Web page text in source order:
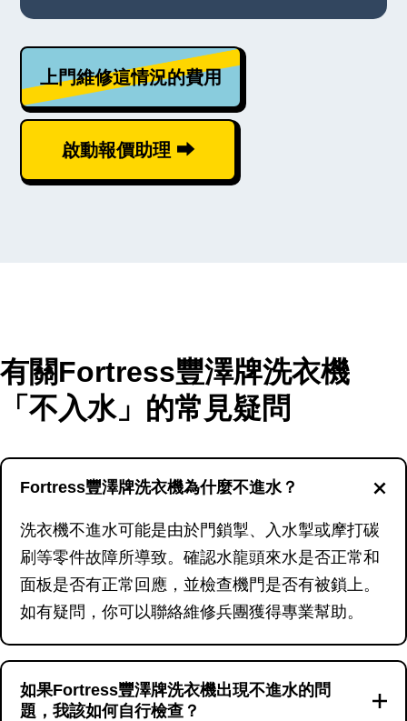
上門維修這情況的費用
啟動報價助理 ⮕
有關Fortress豐澤牌洗衣機
「不入水」的常見疑問
Fortress豐澤牌洗衣機為什麼不進水？
洗衣機不進水可能是由於門鎖掣、入水掣或摩打碳
刷等零件故障所導致。確認水龍頭來水是否正常和
面板是否有正常回應，並檢查機門是否有被鎖上。
如有疑問，你可以聯絡維修兵團獲得專業幫助。
如果Fortress豐澤牌洗衣機出現不進水的問
題，我該如何自行檢查？